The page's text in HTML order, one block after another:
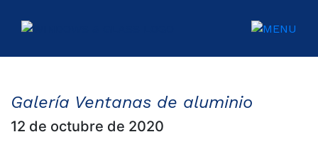
Galería Ventanas de aluminio
12 de octubre de 2020